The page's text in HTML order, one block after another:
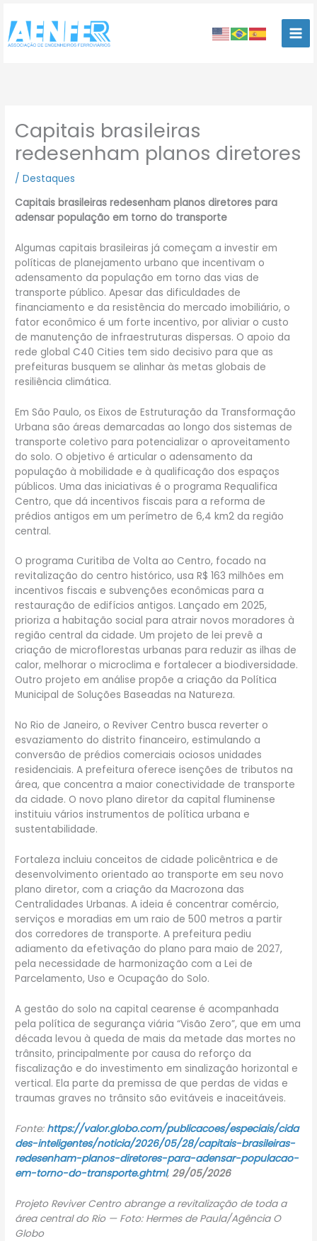
para
conteúdo
Capitais brasileiras
redesenham planos diretores
/Destaques
Capitais brasileiras redesenham planos diretores para
adensar população em torno do transporte
Algumas capitais brasileiras já começam a investir em
políticas de planejamento urbano que incentivam o
adensamento da população em torno das vias de
transporte público. Apesar das dificuldades de
financiamento e da resistência do mercado imobiliário, o
fator econômico é um forte incentivo, por aliviar o custo
de manutenção de infraestruturas dispersas. O apoio da
rede global C40 Cities tem sido decisivo para que as
prefeituras busquem se alinhar às metas globais de
resiliência climática.
Em São Paulo, os Eixos de Estruturação da Transformação
Urbana são áreas demarcadas ao longo dos sistemas de
transporte coletivo para potencializar o aproveitamento
do solo. O objetivo é articular o adensamento da
população à mobilidade e à qualificação dos espaços
públicos. Uma das iniciativas é o programa Requalifica
Centro, que dá incentivos fiscais para a reforma de
prédios antigos em um perímetro de 6,4 km2 da região
central.
O programa Curitiba de Volta ao Centro, focado na
revitalização do centro histórico, usa R$ 163 milhões em
incentivos fiscais e subvenções econômicas para a
restauração de edifícios antigos. Lançado em 2025,
prioriza a habitação social para atrair novos moradores à
região central da cidade. Um projeto de lei prevê a
criação de microflorestas urbanas para reduzir as ilhas de
calor, melhorar o microclima e fortalecer a biodiversidade.
Outro projeto em análise propõe a criação da Política
Municipal de Soluções Baseadas na Natureza.
No Rio de Janeiro, o Reviver Centro busca reverter o
esvaziamento do distrito financeiro, estimulando a
conversão de prédios comerciais ociosos unidades
residenciais. A prefeitura oferece isenções de tributos na
área, que concentra a maior conectividade de transporte
da cidade. O novo plano diretor da capital fluminense
instituiu vários instrumentos de política urbana e
sustentabilidade.
Fortaleza incluiu conceitos de cidade policêntrica e de
desenvolvimento orientado ao transporte em seu novo
plano diretor, com a criação da Macrozona das
Centralidades Urbanas. A ideia é concentrar comércio,
serviços e moradias em um raio de 500 metros a partir
dos corredores de transporte. A prefeitura pediu
adiamento da efetivação do plano para maio de 2027,
pela necessidade de harmonização com a Lei de
Parcelamento, Uso e Ocupação do Solo.
A gestão do solo na capital cearense é acompanhada
pela política de segurança viária “Visão Zero”, que em uma
década levou à queda de mais da metade das mortes no
trânsito, principalmente por causa do reforço da
fiscalização e do investimento em sinalização horizontal e
vertical. Ela parte da premissa de que perdas de vidas e
traumas graves no trânsito são evitáveis e inaceitáveis.
Fonte: https://valor.globo.com/publicacoes/especiais/cida
des-inteligentes/noticia/2026/05/28/capitais-brasileiras-
redesenham-planos-diretores-para-adensar-populacao-
em-torno-do-transporte.ghtml,29/05/2026
Projeto Reviver Centro abrange a revitalização de toda a
área central do Rio — Foto: Hermes de Paula/Agência O
Globo